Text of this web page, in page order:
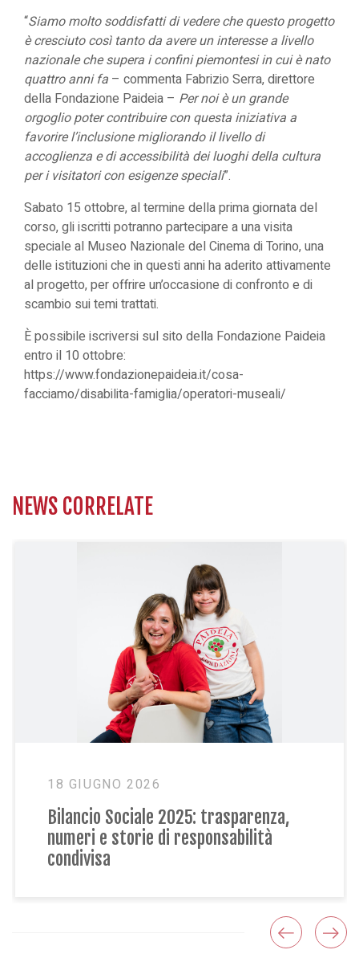
“Siamo molto soddisfatti di vedere che questo progetto
è cresciuto così tanto da avere un interesse a livello
nazionale che supera i confini piemontesi in cui è nato
quattro anni fa – commenta Fabrizio Serra, direttore
della Fondazione Paideia – Per noi è un grande
orgoglio poter contribuire con questa iniziativa a
favorire l’inclusione migliorando il livello di
accoglienza e di accessibilità dei luoghi della cultura
per i visitatori con esigenze speciali”.
Sabato 15 ottobre, al termine della prima giornata del
corso, gli iscritti potranno partecipare a una visita
speciale al Museo Nazionale del Cinema di Torino, una
delle istituzioni che in questi anni ha aderito attivamente
al progetto, per offrire un’occasione di confronto e di
scambio sui temi trattati.
È possibile iscriversi sul sito della Fondazione Paideia
entro il 10 ottobre:
https://www.fondazionepaideia.it/cosa-
facciamo/disabilita-famiglia/operatori-museali/
NEWS CORRELATE
18 GIUGNO 2026
Bilancio Sociale 2025: trasparenza,
numeri e storie di responsabilità
condivisa